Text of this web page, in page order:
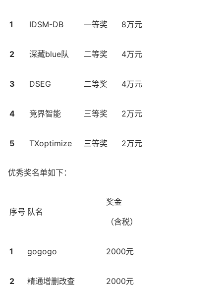
1 IDSM-DB 一等奖 8万元
2 深藏blue队 二等奖 4万元
3 DSEG 二等奖 4万元
4 竞界智能 三等奖 2万元
5 TXoptimize 三等奖 2万元
优秀奖名单如下：
序号 队名
奖金
（含税）
1 gogogo 2000元
2 精通增删改查 2000元